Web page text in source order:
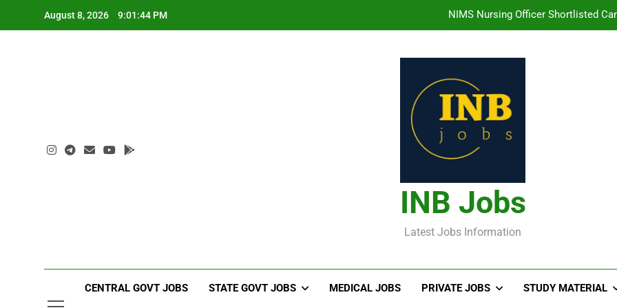
August 8, 2026 9:01:45 PM తిరుమల తిరుపతి దేవస్థానం సంస్థలో
NIMS Nursing Officer Shortlisted
తిరుమల తిరుపతి దేవస్థానం సంస్థలో ఉద్యోగాలు
INB Jobs
Latest Jobs Information
CENTRAL GOVT JOBS STATE GOVT JOBS MEDICAL JOBS PRIVATE JOBS STUDY MATERIAL